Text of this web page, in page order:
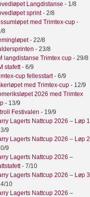
Langdistanse - 1/8
sprint- 2/8
med Trimtex-cup-
8
- 22/8
- 23/8
langdistanse Trimtex cup- 29/8
stafett- 6/9
cup fellesstart- 6/9
med Trimtex-cup- 12/9
2026 med Trimtex
- 13/9
Festivalen - 19/9
Lagerts Nattcup 2026 – Løp 1
9
Lagerts Nattcup 2026 – Løp 2
9
Lagerts Nattcup 2026 –
- 7/10
Lagerts Nattcup 2026 – Løp 3
10
Lagerts Nattcup 2026 –